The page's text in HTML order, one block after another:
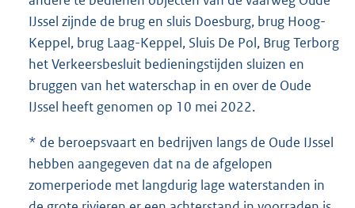
IJssel zijnde de brug en sluis Doesburg, brug Hoog-
Keppel, brug Laag-Keppel, Sluis De Pol, Brug Terborg
het Verkeersbesluit bedieningstijden sluizen en
bruggen van het waterschap in en over de Oude
IJssel heeft genomen op 10 mei 2022.
* de beroepsvaart en bedrijven langs de Oude IJssel
hebben aangegeven dat na de afgelopen
zomerperiode met langdurig lage waterstanden in